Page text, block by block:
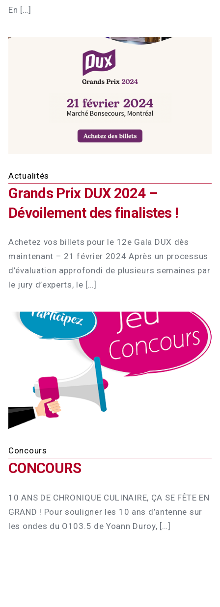
En […]
Actualités
Grands Prix DUX 2024 –
Dévoilement des finalistes !
Achetez vos billets pour le 12e Gala DUX dès
maintenant – 21 février 2024 Après un processus
d’évaluation approfondi de plusieurs semaines par
le jury d’experts, le […]
Concours
CONCOURS
10 ANS DE CHRONIQUE CULINAIRE, ÇA SE FÊTE EN
GRAND ! Pour souligner les 10 ans d’antenne sur
les ondes du O103.5 de Yoann Duroy, […]